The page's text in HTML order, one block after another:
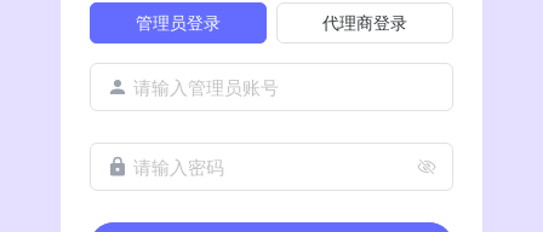
管理员登录 代理商登录
请输入管理员账号
请输入密码